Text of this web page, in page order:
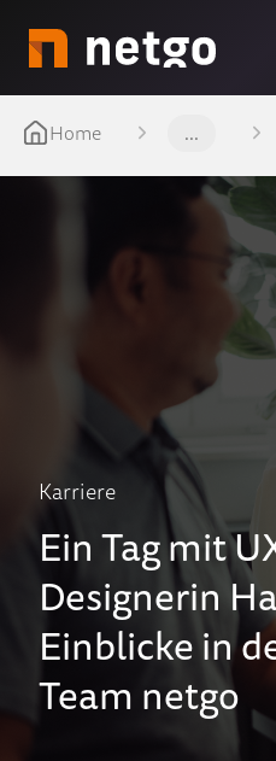
Home ...
Karriere
Ein Tag mit
Designerin
Einblicke in
Team netgo